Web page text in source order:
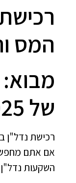
המס
של 2025?
רכישת נדל"ן
אם אתם
השקעות